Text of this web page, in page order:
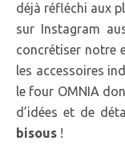
déjà réfléchi aux
sur Instagram
concrétiser notre
les accessoires
le four OMNIA
d’idées et de
bisous !